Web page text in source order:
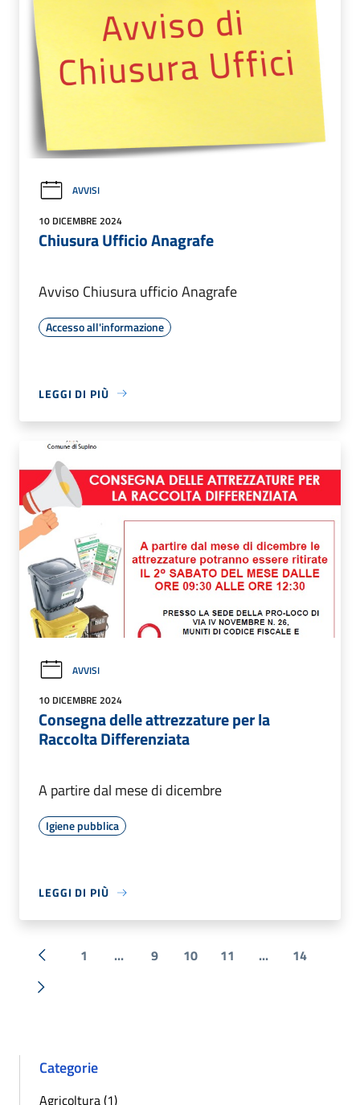
AVVISI
10 DICEMBRE 2024
Chiusura Ufficio Anagrafe
Avviso Chiusura ufficio Anagrafe
Accesso all'informazione
LEGGI DI PIÙ
AVVISI
10 DICEMBRE 2024
Consegna delle attrezzature per la
Raccolta Differenziata
A partire dal mese di dicembre
Igiene pubblica
LEGGI DI PIÙ
« Precedente
1 ... 9 10 11 ... 14
Successiva »
Categorie
Agricoltura (1)